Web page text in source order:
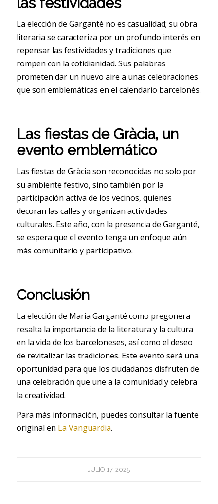
La elección de Garganté no es casualidad; su obra
literaria se caracteriza por un profundo interés en
repensar las festividades y tradiciones que
rompen con la cotidianidad. Sus palabras
prometen dar un nuevo aire a unas celebraciones
que son emblemáticas en el calendario barcelonés.
Las fiestas de Gràcia, un
evento emblemático
Las fiestas de Gràcia son reconocidas no solo por
su ambiente festivo, sino también por la
participación activa de los vecinos, quienes
decoran las calles y organizan actividades
culturales. Este año, con la presencia de Garganté,
se espera que el evento tenga un enfoque aún
más comunitario y participativo.
Conclusión
La elección de Maria Garganté como pregonera
resalta la importancia de la literatura y la cultura
en la vida de los barceloneses, así como el deseo
de revitalizar las tradiciones. Este evento será una
oportunidad para que los ciudadanos disfruten de
una celebración que une a la comunidad y celebra
la creatividad.
Para más información, puedes consultar la fuente
original en La Vanguardia.
JULIO 17, 2025